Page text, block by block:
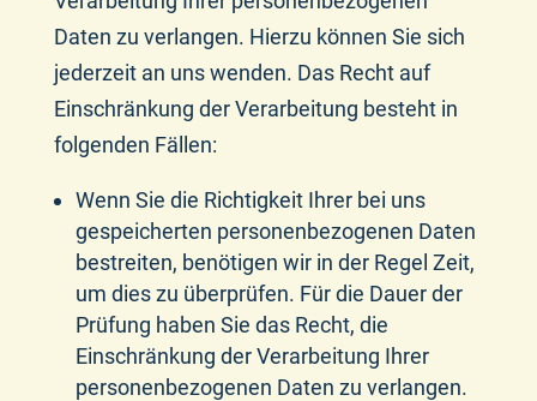
Daten zu verlangen. Hierzu können Sie sich
jederzeit an uns wenden. Das Recht auf
Einschränkung der Verarbeitung besteht in
folgenden Fällen:
Wenn Sie die Richtigkeit Ihrer bei uns
gespeicherten personenbezogenen Daten
bestreiten, benötigen wir in der Regel Zeit,
um dies zu überprüfen. Für die Dauer der
Prüfung haben Sie das Recht, die
Einschränkung der Verarbeitung Ihrer
personenbezogenen Daten zu verlangen.